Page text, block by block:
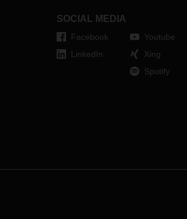
steigenden Kosten konfrontiert sind.
Gedanken von CEO Burkhard Eling.
SOCIAL MEDIA
Facebook
LinkedIn
Youtube
Xing
Spotify